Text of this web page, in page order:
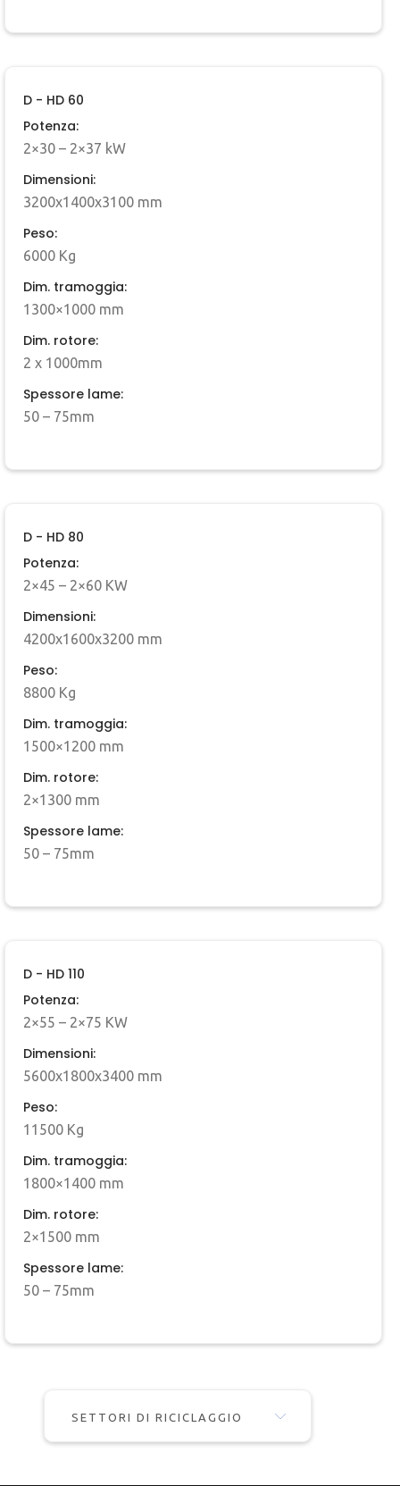
D - HD 60
Potenza:
2×30 – 2×37 kW
Dimensioni:
3200x1400x3100 mm
Peso:
6000 Kg
Dim. tramoggia:
1300×1000 mm
Dim. rotore:
2 x 1000mm
Spessore lame:
50 – 75mm
D - HD 80
Potenza:
2×45 – 2×60 KW
Dimensioni:
4200x1600x3200 mm
Peso:
8800 Kg
Dim. tramoggia:
1500×1200 mm
Dim. rotore:
2×1300 mm
Spessore lame:
50 – 75mm
D - HD 110
Potenza:
2×55 – 2×75 KW
Dimensioni:
5600x1800x3400 mm
Peso:
11500 Kg
Dim. tramoggia:
1800×1400 mm
Dim. rotore:
2×1500 mm
Spessore lame:
50 – 75mm
SETTORI DI RICICLAGGIO